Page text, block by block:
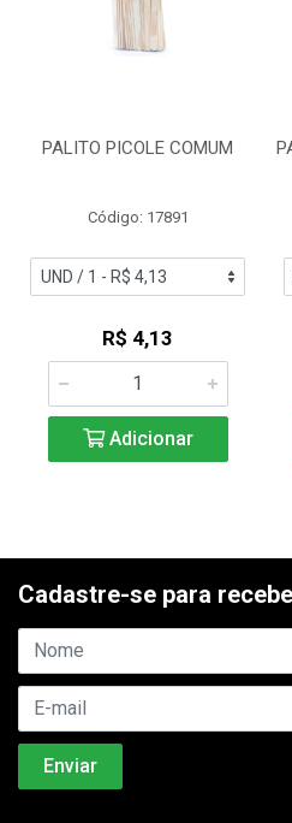
PALITO PICOLE COMUM
Código: 17891
R$ 4,13
Adicionar
Cadastre-se para